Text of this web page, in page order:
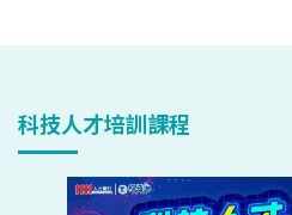
科技人才培訓課程